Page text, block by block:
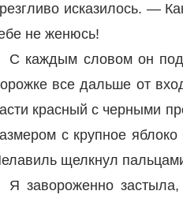
исказилось. —
не женюсь!
С каждым словом он
все дальше от
красный с черными
с крупное
щелкнул
Я завороженно